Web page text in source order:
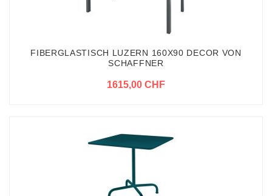
FIBERGLASTISCH LUZERN 160X90 DECOR VON
SCHAFFNER
1615,00 CHF